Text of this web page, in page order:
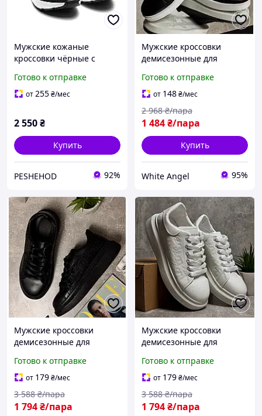
Мужские кожаные
кроссовки чёрные с
демисезонные кроссовки
для повседневной носки
Готово к отправке
от255₴/мес
2 550₴
Купить
PESHEHOD 92%
Мужские кроссовки
демисезонные для
2328
Готово к отправке
от 148₴/мес
1 484₴/пара
2 968 ₴/пара
Купить
White Angel 95%
Мужские кроссовки
демисезонные для
черные SIM-2418
Готово к отправке
от 179₴/мес
1 794₴/пара
3 588 ₴/пара
Мужские кроссовки
демисезонные для
белые SIM-2428
Готово к отправке
от 179₴/мес
1 794₴/пара
3 588 ₴/пара